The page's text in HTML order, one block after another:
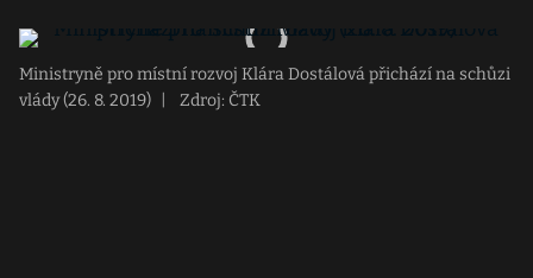
Ministryně pro místní rozvoj Klára Dostálová přichází na schůzi
vlády (26. 8. 2019)
Zdroj: ČTK